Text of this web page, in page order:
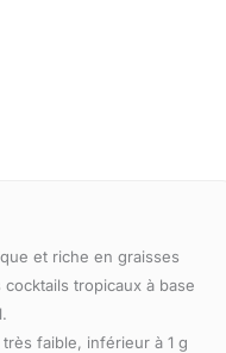
et riche en graisses
tropicaux à base
faible, inférieur à 1 g